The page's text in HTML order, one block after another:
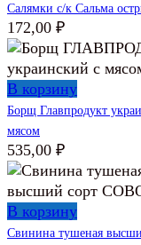
Салямки с/к Сальма
172,00 ₽
В корзину
Борщ Главпродукт
мясом
535,00 ₽
В корзину
Свинина тушеная